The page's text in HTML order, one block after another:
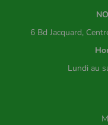
6 Bd Jacquard,
Lundi au